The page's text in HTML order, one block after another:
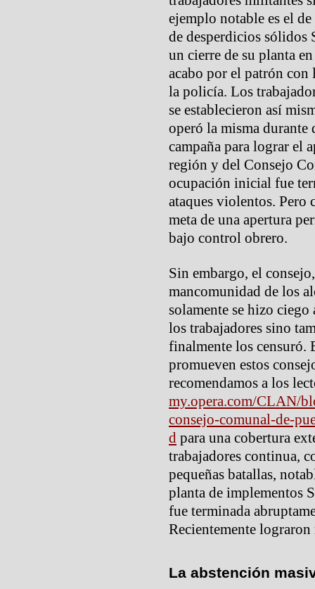
ejemplo notable es el
de desperdicios sólidos
un cierre de su planta
acabo por el patrón con
la policía. Los
se establecieron así
operó la misma durante
campaña para lograr el
región y del Consejo
ocupación inicial fue
ataques violentos. Pero
meta de una apertura
bajo control obrero.
Sin embargo, el
mancomunidad de los
solamente se hizo
los trabajadores sino
finalmente los censuró.
promueven estos
recomendamos a los
my.opera.com/CLAN/
consejo-comunal-de-
d para una cobertura
trabajadores continua,
pequeñas batallas,
planta de implementos
fue terminada
Recientemente
La abstención